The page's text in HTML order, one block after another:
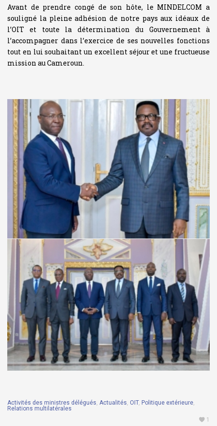
Avant de prendre congé de son hôte, le MINDELCOM a
souligné la pleine adhésion de notre pays aux idéaux de
l’OIT et toute la détermination du Gouvernement à
l’accompagner dans l’exercice de ses nouvelles fonctions
tout en lui souhaitant un excellent séjour et une fructueuse
mission au Cameroun.
Activités des ministres délégués Actualités OIT, Politique extérieure
Relations multilatérales
1